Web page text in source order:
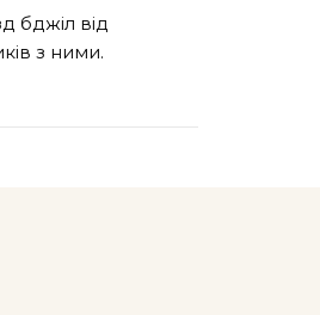
бджіл від
з ними.